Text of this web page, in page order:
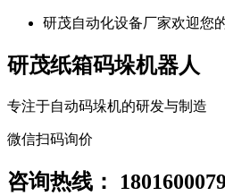
研茂自动化设备厂家欢迎您
研茂纸箱码垛机器人
专注于自动码垛机的研发与制造
微信扫码询价
咨询热线：